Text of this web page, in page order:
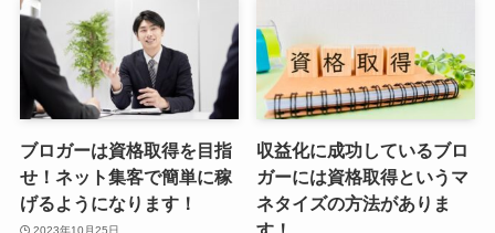
ブロガーは資格取得を目指
せ！ネット集客で簡単に稼
げるようになります！
2023年10月25日
収益化に成功しているブロ
ガーには資格取得というマ
ネタイズの方法がありま